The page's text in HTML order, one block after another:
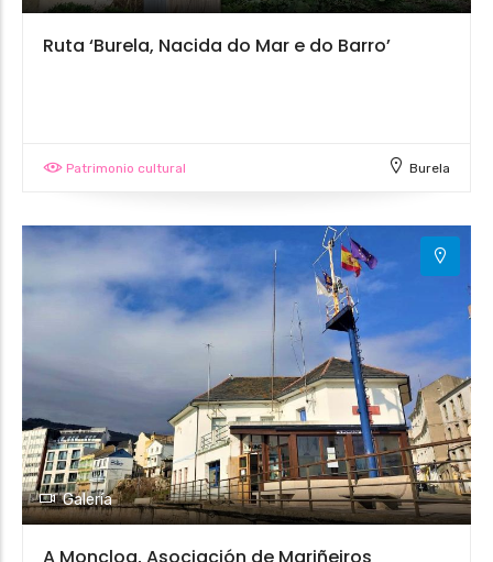
Ruta ‘Burela, Nacida do Mar e do Barro’
Patrimonio cultural Burela
Galería